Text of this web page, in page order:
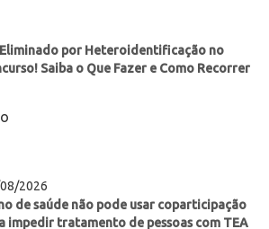
por Heteroidentificação no
Saiba o Que Fazer e Como Recorrer
2026
de saúde não pode usar coparticipação
impedir tratamento de pessoas com TEA